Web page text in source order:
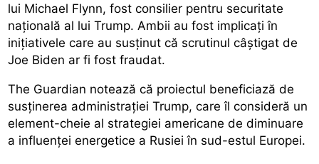
lui Michael Flynn, fost consilier pentru securitate
națională al lui Trump. Ambii au fost implicați în
inițiativele care au susținut că scrutinul câștigat de
Joe Biden ar fi fost fraudat.
The Guardian notează că proiectul beneficiază de
susținerea administrației Trump, care îl consideră un
element-cheie al strategiei americane de diminuare
a influenței energetice a Rusiei în sud-estul Europei.